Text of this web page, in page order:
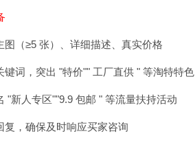
图（≥5 张）、详细描述、真实价格
键词，突出 "特价"" 工厂直供 " 等淘特特色
"新人专区""9.9 包邮 " 等流量扶持活动
复，确保及时响应买家咨询